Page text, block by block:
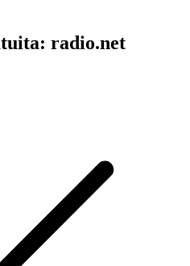
radio.net